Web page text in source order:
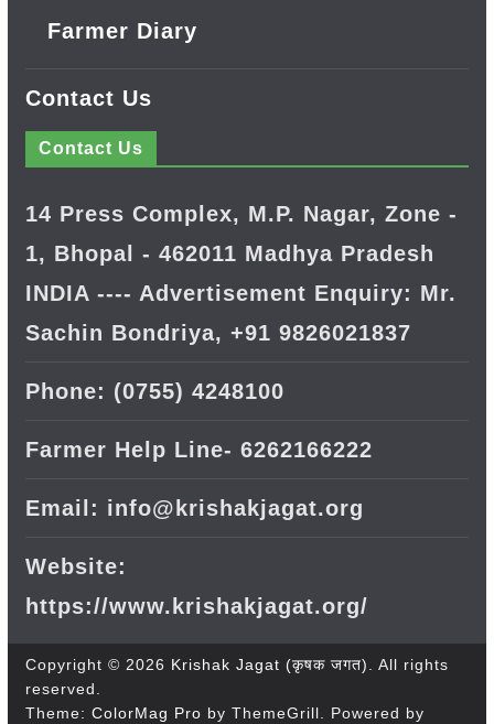
Farmer Diary
Contact Us
Contact Us
14 Press Complex, M.P. Nagar, Zone -
1, Bhopal - 462011 Madhya Pradesh
INDIA ---- Advertisement Enquiry: Mr.
Sachin Bondriya, +91 9826021837
Phone: (0755) 4248100
Farmer Help Line- 6262166222
Email: info@krishakjagat.org
Website:
https://www.krishakjagat.org/
Copyright © 2026 Krishak Jagat (कृषक जगत)
. All rights
reserved.
Theme: ColorMag Pro by ThemeGrill. Powered by